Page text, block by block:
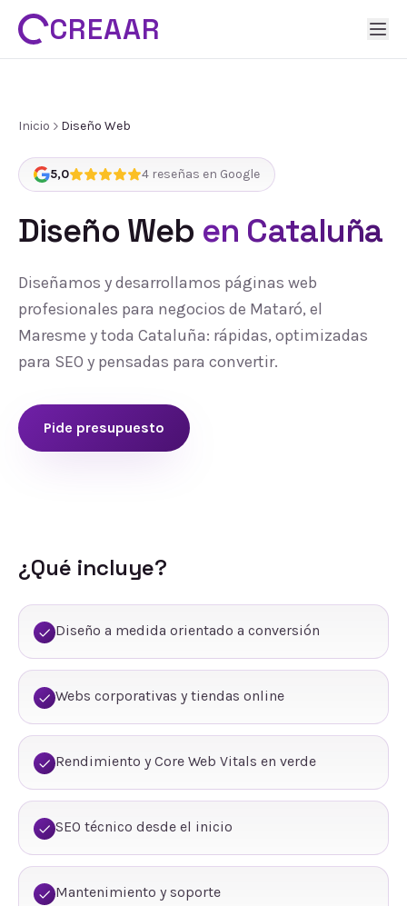
CREAAR
Inicio Diseño Web
5,0 4 reseñas en Google
Diseño Web en Cataluña
Diseñamos y desarrollamos páginas web
profesionales para negocios de Mataró, el
Maresme y toda Cataluña: rápidas, optimizadas
para SEO y pensadas para convertir.
Pide presupuesto
¿Qué incluye?
Diseño a medida orientado a conversión
Webs corporativas y tiendas online
Rendimiento y Core Web Vitals en verde
SEO técnico desde el inicio
Mantenimiento y soporte